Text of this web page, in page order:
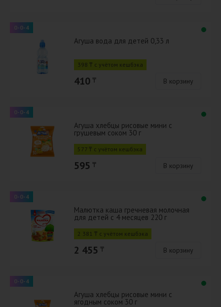
0-0-4
Агуша вода для детей 0,33 л
398 ₸ с учётом кешбэка
410 ₸ В корзину
0-0-4
Агуша хлебцы рисовые мини с
грушевым соком 30 г
577 ₸ с учётом кешбэка
595 ₸ В корзину
0-0-4
Малютка каша гречневая молочная
для детей с 4 месяцев 220 г
2 381 ₸ с учётом кешбэка
2 455 ₸ В корзину
0-0-4
Агуша хлебцы рисовые мини с
ягодным соком 30 г